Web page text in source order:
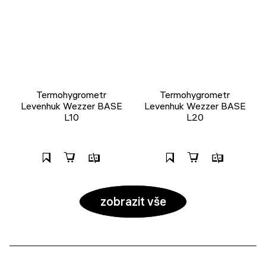
Termohygrometr
Levenhuk Wezzer BASE
L10
Termohygrometr
Levenhuk Wezzer BASE
L20
zobrazit vše